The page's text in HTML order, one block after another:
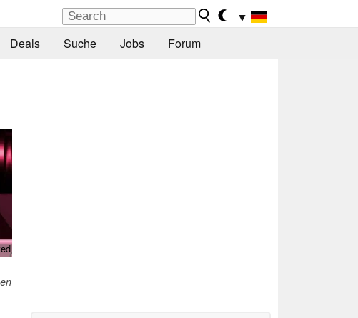
▼
Deals Suche Jobs Forum